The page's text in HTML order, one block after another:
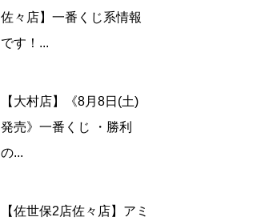
佐々店】一番くじ系情報
です！...
【大村店】《8月8日(土)
発売》一番くじ ・勝利
の...
【佐世保2店佐々店】アミ